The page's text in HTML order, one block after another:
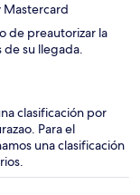
Mastercard
de preautorizar la
su llegada.
clasificación por
Para el
una clasificación